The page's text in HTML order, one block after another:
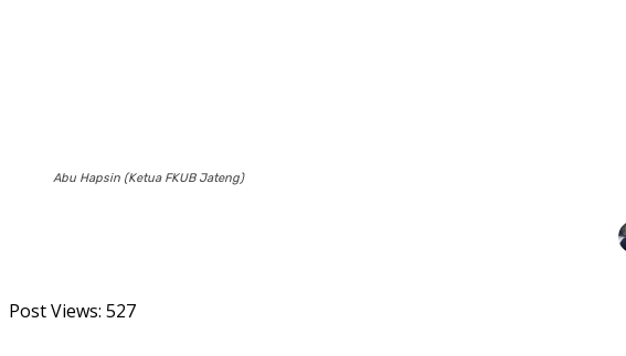
Abu Hapsin (Ketua FKUB Jateng)
Post Views: 527